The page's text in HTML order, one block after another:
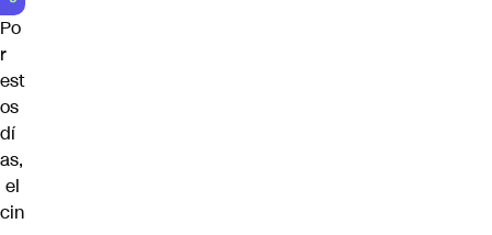
Po
r
est
os
dí
as,
el
cin